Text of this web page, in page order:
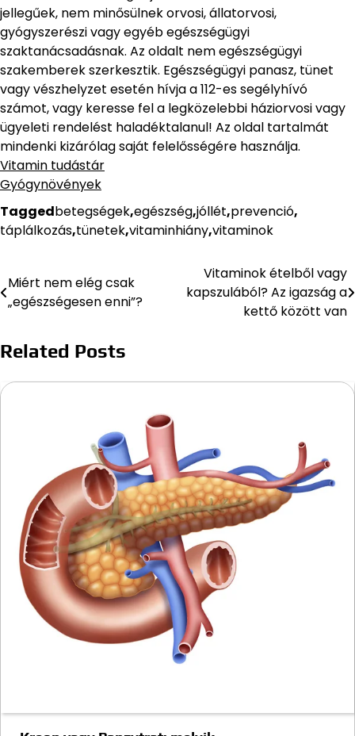
jellegűek, nem minősülnek orvosi, állatorvosi,
gyógyszerészi vagy egyéb egészségügyi
szaktanácsadásnak. Az oldalt nem egészségügyi
szakemberek szerkesztik. Egészségügyi panasz, tünet
vagy vészhelyzet esetén hívja a 112-es segélyhívó
számot, vagy keresse fel a legközelebbi háziorvosi vagy
ügyeleti rendelést haladéktalanul! Az oldal tartalmát
mindenki kizárólag saját felelősségére használja.
Vitamin tudástár
Gyógynövények
Taggedbetegségek,egészség,jóllét,prevenció,
táplálkozás,tünetek,vitaminhiány,vitaminok
Bejegyzés
navigáció
Miért nem elég csak
„egészségesen enni”?
Vitaminok ételből vagy
kapszulából? Az igazság a
kettő között van
Related Posts